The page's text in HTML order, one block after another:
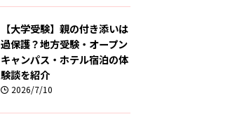
【大学受験】親の付き添いは
過保護？地方受験・オープン
キャンパス・ホテル宿泊の体
験談を紹介
2026/7/10